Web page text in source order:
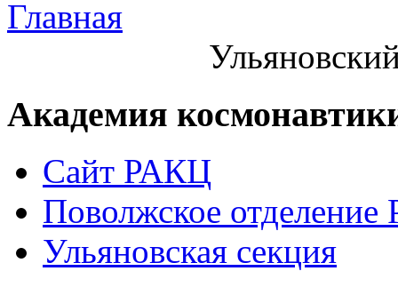
Главная
Академия
Сайт РАКЦ
Поволжское
Ульяновская секция